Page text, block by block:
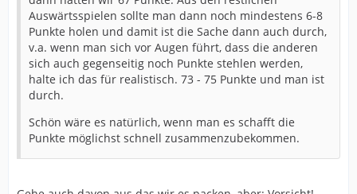
Auswärtsspielen sollte man dann noch mindestens 6-8
Punkte holen und damit ist die Sache dann auch durch,
v.a. wenn man sich vor Augen führt, dass die anderen
sich auch gegenseitig noch Punkte stehlen werden,
halte ich das für realistisch. 73 - 75 Punkte und man ist
durch.
Schön wäre es natürlich, wenn man es schafft die
Punkte möglichst schnell zusammenzubekommen.